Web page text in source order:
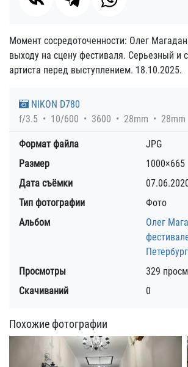
Момент сосредоточенности: Олег Магадан
выходу на сцену фестиваля. Серьезный и
артиста перед выступлением. 18.10.2025.
NIKON D780
f/3.5
10/600 3600 28mm 28mm
Формат файла
JPG
Размер
1000×665
Дата съёмки
Тип фотографии
Фото
Альбом
Олег
Просмотры
329
Скачиваний
0
Похожие фотографии